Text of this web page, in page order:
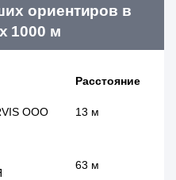
ориентиров в
1000 м
Расстояние
ООО 13 м
63 м